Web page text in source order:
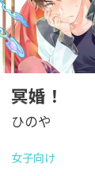
冥婚！
ひのや
女子向け